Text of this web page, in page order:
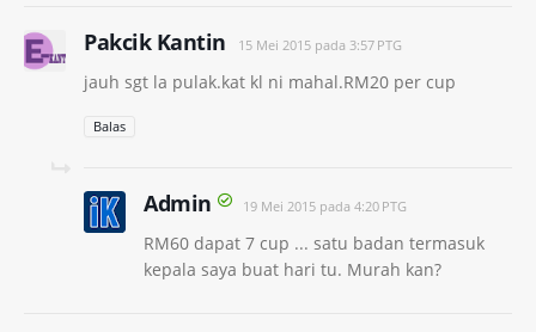
Pakcik Kantin 15 Mei 2015 pada 3:57 PTG
jauh sgt la pulak.kat kl ni mahal.RM20 per cup
Balas
Admin 19 Mei 2015 pada 4:20 PTG
RM60 dapat 7 cup ... satu badan termasuk
kepala saya buat hari tu. Murah kan?